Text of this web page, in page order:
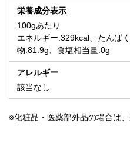
栄養成分表示
100gあたり
エネルギー:329kcal、たんぱ
物:81.9g、食塩相当量:0g
アレルギー
該当なし
※化粧品・医薬部外品の場合は